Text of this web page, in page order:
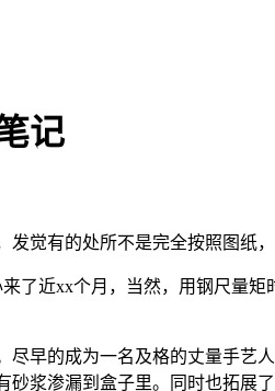
记
有的处所不是完全按照图纸
近xx个月，当然，用钢尺量矩
的成为一名及格的丈量手艺
浆渗漏到盒子里。同时也拓